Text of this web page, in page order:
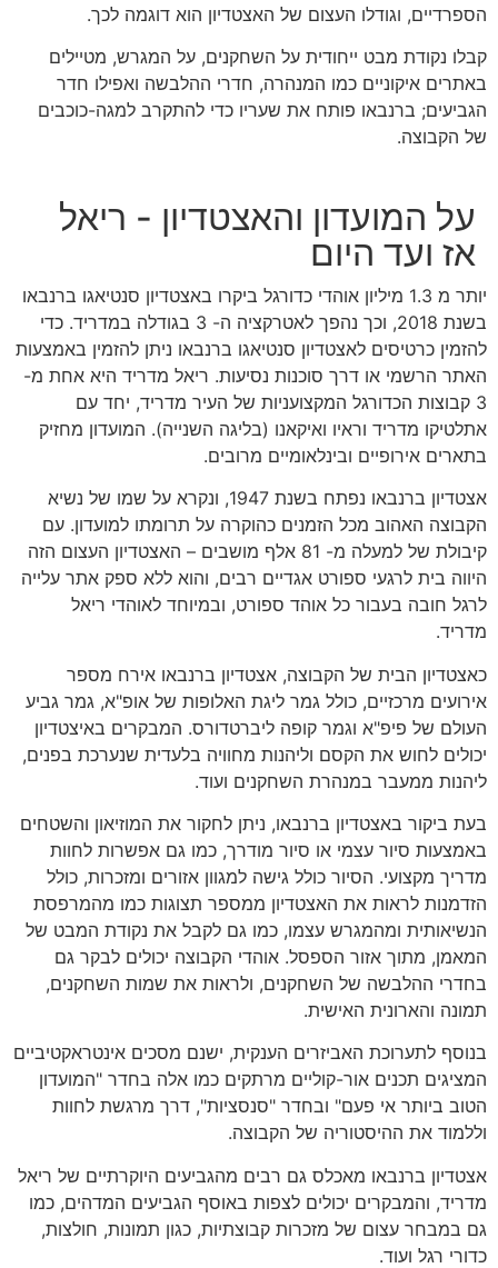
הספרדיים, וגודלו העצום של האצטדיון הוא דוגמה לכך.
קבלו נקודת מבט ייחודית על השחקנים, על המגרש, מטיילים
באתרים איקוניים כמו המנהרה, חדרי ההלבשה ואפילו חדר
הגביעים; ברנבאו פותח את שעריו כדי להתקרב למגה-כוכבים
של הקבוצה.
על המועדון והאצטדיון - ריאל
אז ועד היום
יותר מ 1.3 מיליון אוהדי כדורגל ביקרו באצטדיון סנטיאגו ברנבאו
בשנת 2018, וכך נהפך לאטרקציה ה- 3 בגודלה במדריד. כדי
להזמין כרטיסים לאצטדיון סנטיאגו ברנבאו ניתן להזמין באמצעות
האתר הרשמי או דרך סוכנות נסיעות. ריאל מדריד היא אחת מ-
3 קבוצות הכדורגל המקצועניות של העיר מדריד, יחד עם
אתלטיקו מדריד וראיו ואיקאנו (בליגה השנייה). המועדון מחזיק
בתארים אירופיים ובינלאומיים מרובים.
אצטדיון ברנבאו נפתח בשנת 1947, ונקרא על שמו של נשיא
הקבוצה האהוב מכל הזמנים כהוקרה על תרומתו למועדון. עם
קיבולת של למעלה מ- 81 אלף מושבים – האצטדיון העצום הזה
היווה בית לרגעי ספורט אגדיים רבים, והוא ללא ספק אתר עלייה
לרגל חובה בעבור כל אוהד ספורט, ובמיוחד לאוהדי ריאל
מדריד.
כאצטדיון הבית של הקבוצה, אצטדיון ברנבאו אירח מספר
אירועים מרכזיים, כולל גמר ליגת האלופות של אופ"א, גמר גביע
העולם של פיפ"א וגמר קופה ליברטדורס. המבקרים באיצטדיון
יכולים לחוש את הקסם וליהנות מחוויה בלעדית שנערכת בפנים,
ליהנות ממעבר במנהרת השחקנים ועוד.
בעת ביקור באצטדיון ברנבאו, ניתן לחקור את המוזיאון והשטחים
באמצעות סיור עצמי או סיור מודרך, כמו גם אפשרות לחוות
מדריך מקצועי. הסיור כולל גישה למגוון אזורים ומזכרות, כולל
הזדמנות לראות את האצטדיון ממספר תצוגות כמו מהמרפסת
הנשיאותית ומהמגרש עצמו, כמו גם לקבל את נקודת המבט של
המאמן, מתוך אזור הספסל. אוהדי הקבוצה יכולים לבקר גם
בחדרי ההלבשה של השחקנים, ולראות את שמות השחקנים,
תמונה והארונית האישית.
בנוסף לתערוכת האביזרים הענקית, ישנם מסכים אינטראקטיביים
המציגים תכנים אור-קוליים מרתקים כמו אלה בחדר "המועדון
הטוב ביותר אי פעם" ובחדר "סנסציות", דרך מרגשת לחוות
וללמוד את ההיסטוריה של הקבוצה.
אצטדיון ברנבאו מאכלס גם רבים מהגביעים היוקרתיים של ריאל
מדריד, והמבקרים יכולים לצפות באוסף הגביעים המדהים, כמו
גם במבחר עצום של מזכרות קבוצתיות, כגון תמונות, חולצות,
כדורי רגל ועוד.